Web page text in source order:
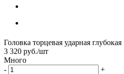
Головка торцевая ударная
3 320 руб./шт
Много
-
+